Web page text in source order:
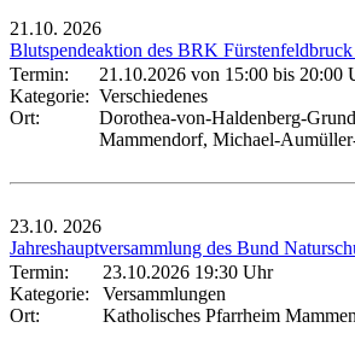
21.10. 2026
Blutspendeaktion des BRK
Termin:
21.10.2026 von 15:00 bis 20:00
Kategorie: Verschiedenes
Ort:
Dorothea-von-Haldenberg-
Mammendorf, Michael-
23.10. 2026
Jahreshauptversammlung des Bund
Termin:
23.10.2026 19:30 Uhr
Kategorie:
Versammlungen
Ort:
Katholisches Pfarrheim